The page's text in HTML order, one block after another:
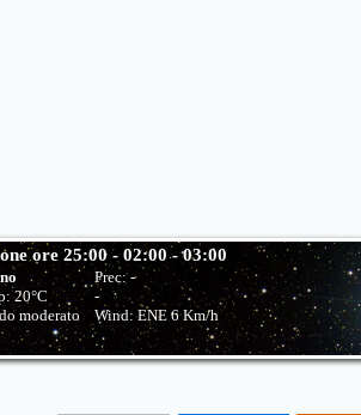
ore 25:00 - 02:00 - 03:00
20°C
moderato
Prec:-
-
Wind: ENE 6 Km/h